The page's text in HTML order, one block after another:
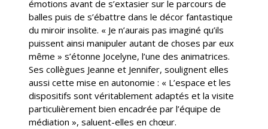
émotions avant de s’extasier sur le parcours de
balles puis de s’ébattre dans le décor fantastique
du miroir insolite. « Je n’aurais pas imaginé qu’ils
puissent ainsi manipuler autant de choses par eux
même » s’étonne Jocelyne, l’une des animatrices.
Ses collègues Jeanne et Jennifer, soulignent elles
aussi cette mise en autonomie : « L’espace et les
dispositifs sont véritablement adaptés et la visite
particulièrement bien encadrée par l’équipe de
médiation », saluent-elles en chœur.